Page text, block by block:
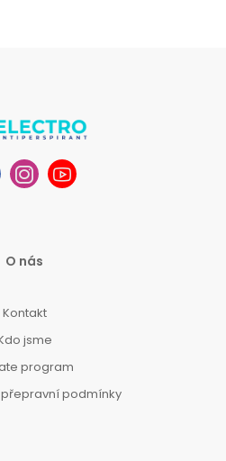
O nás
Kontakt
jsme
program
podmínky